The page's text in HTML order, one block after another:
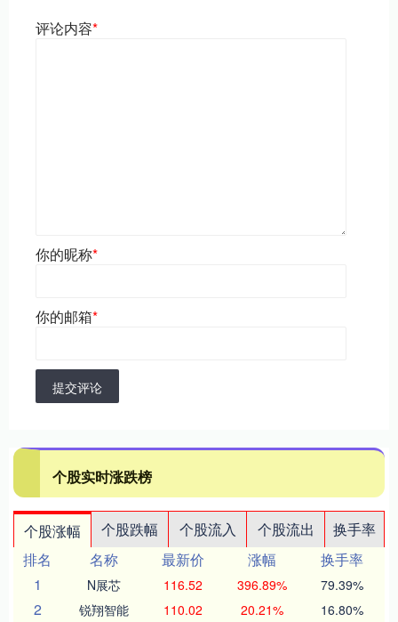
评论内容*
你的昵称*
你的邮箱*
提交评论
个股实时涨跌榜
个股涨幅 个股跌幅 个股流入 个股流出
换手率
排名
名称 最新价 涨幅
换手率
1
N展芯 116.52 396.89% 79.39%
2 锐翔智能 110.02 20.21% 16.80%